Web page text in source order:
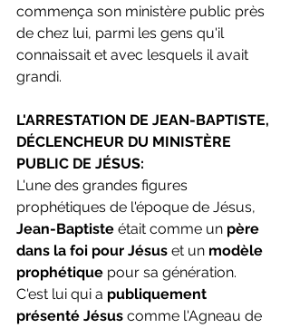
commença son ministère public près
de chez lui, parmi les gens qu'il
connaissait et avec lesquels il avait
grandi.
L'ARRESTATION DE JEAN-BAPTISTE,
DÉCLENCHEUR DU MINISTÈRE
PUBLIC DE JÉSUS:
L'une des grandes figures
prophétiques de l'époque de Jésus,
Jean-Baptiste était comme un père
dans la foi pour Jésus et un modèle
prophétique pour sa génération.
C'est lui qui a publiquement
présenté Jésus comme l'Agneau de